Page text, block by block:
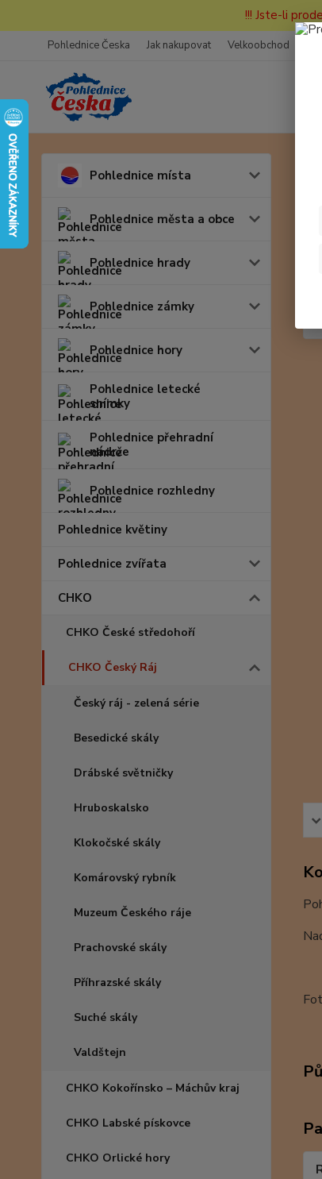
!!! Jste-li
Pohlednice Česka Jak nakupovat Velkoobchod
Pohlednice místa
Pohlednice města a obce
Pohlednice hrady
Pohlednice zámky
Pohlednice hory
Pohlednice letecké
snímky
Pohlednice přehradní
nádrže
Pohlednice rozhledny
Pohlednice květiny
Pohlednice zvířata
CHKO
CHKO České středohoří
CHKO Český Ráj
Český ráj - zelená série
Besedické skály
Drábské světničky
Hruboskalsko
Klokočské skály
Komárovský rybník
Muzeum Českého ráje
Prachovské skály
Příhrazské skály
Suché skály
Valdštejn
CHKO Kokořínsko – Máchův kraj
CHKO Labské pískovce
CHKO Orlické hory